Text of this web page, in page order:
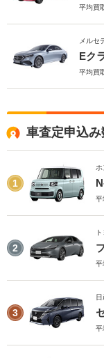
平均買
メルセ
Eク
平均買
車査定申込
1
ホ
平
2
平
3
日
平